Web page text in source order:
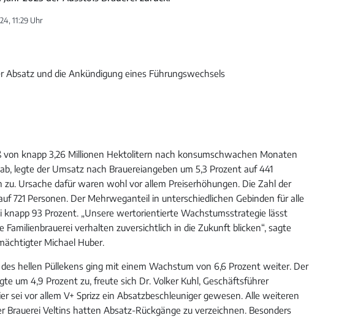
11:29 Uhr
knapp 3,26 Millionen Hektolitern nach konsumschwachen Monaten
legte der Umsatz nach Brauereiangeben um 5,3 Prozent auf 441
zu. Ursache dafür waren wohl vor allem Preiserhöhungen. Die Zahl der
721 Personen. Der Mehrweganteil in unterschiedlichen Gebinden für alle
knapp 93 Prozent. „Unsere wertorientierte Wachstumsstrategie lässt
Familienbrauerei verhalten zuversichtlich in die Zukunft blicken“, sagte
Michael Huber.
hellen Püllekens ging mit einem Wachstum von 6,6 Prozent weiter. Der
um 4,9 Prozent zu, freute sich Dr. Volker Kuhl, Geschäftsführer
sei vor allem V+ Sprizz ein Absatzbeschleuniger gewesen. Alle weiteren
Brauerei Veltins hatten Absatz-Rückgänge zu verzeichnen. Besonders